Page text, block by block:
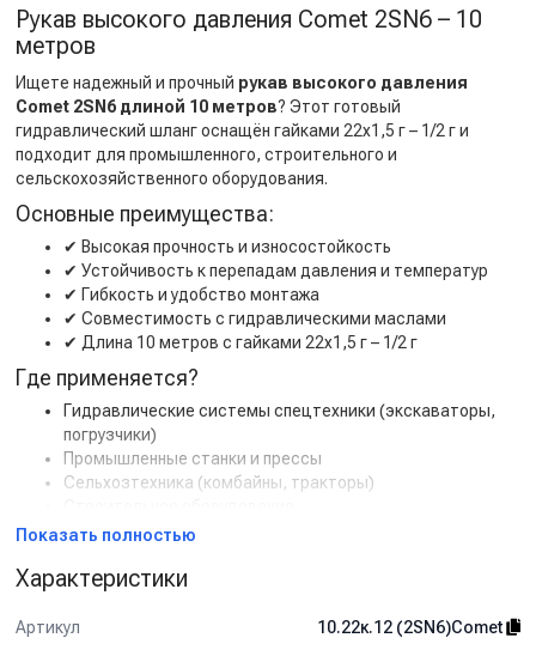
Рукав высокого давления Comet 2SN6 – 10
метров
Ищете надежный и прочный рукав высокого давления
Comet 2SN6 длиной 10 метров? Этот готовый
гидравлический шланг оснащён гайками 22х1,5 г – 1/2 г и
подходит для промышленного, строительного и
сельскохозяйственного оборудования.
Основные преимущества:
✔ Высокая прочность и износостойкость
✔ Устойчивость к перепадам давления и температур
✔ Гибкость и удобство монтажа
✔ Совместимость с гидравлическими маслами
✔ Длина 10 метров с гайками 22х1,5 г – 1/2 г
Где применяется?
Гидравлические системы спецтехники (экскаваторы,
погрузчики)
Промышленные станки и прессы
Сельхозтехника (комбайны, тракторы)
Показать полностью
Характеристики
Артикул
10.22к.12 (2SN6)Comet